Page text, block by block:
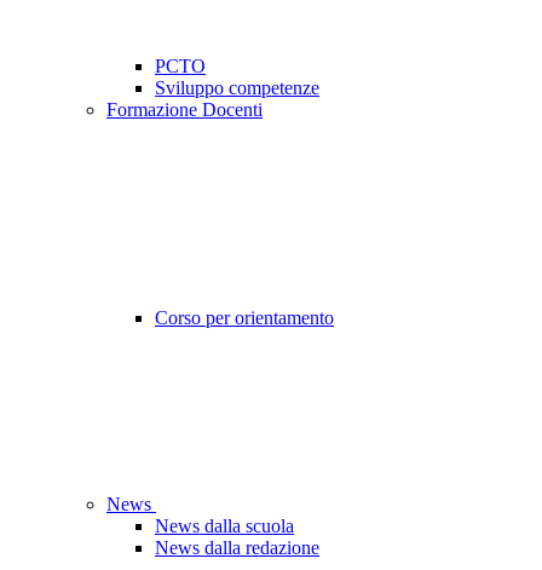
PCTO
Sviluppo competenze
Formazione Docenti
Corso per orientamento
News
News dalla scuola
News dalla redazione